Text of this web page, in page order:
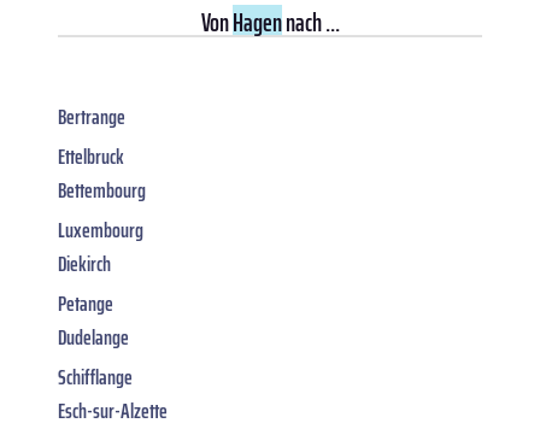
VonHagennach ...
Bertrange
Ettelbruck
Bettembourg
Luxembourg
Diekirch
Petange
Dudelange
Schifflange
Esch-sur-Alzette